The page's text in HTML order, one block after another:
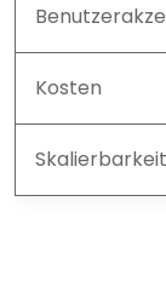
Kosten
Skalierbarkeit